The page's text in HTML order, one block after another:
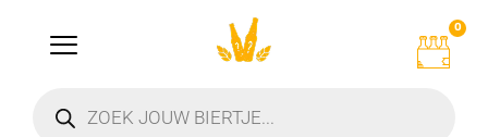
0